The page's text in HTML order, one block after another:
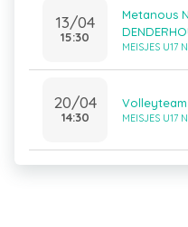
13/04
15:30
Metanous
MEISJES U17
20/04
14:30
Volleyteam
MEISJES U17